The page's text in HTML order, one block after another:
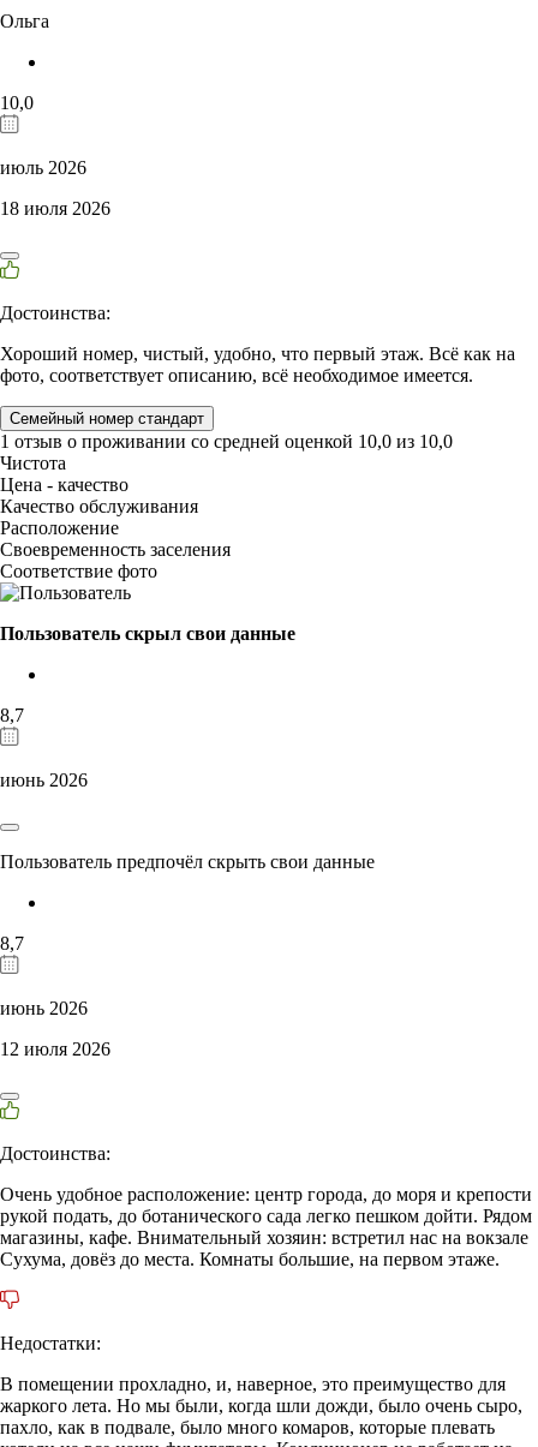
Ольга
10,0
июль 2026
18 июля 2026
Достоинства:
Хороший номер, чистый, удобно, что первый этаж. Всё как на
фото, соответствует описанию, всё необходимое имеется.
Семейный номер стандарт
1 отзыв о проживании со средней оценкой 10,0 из 10,0
Чистота
Цена - качество
Качество обслуживания
Расположение
Своевременность заселения
Соответствие фото
Пользователь скрыл свои данные
8,7
июнь 2026
Пользователь предпочёл скрыть свои данные
8,7
июнь 2026
12 июля 2026
Достоинства:
Очень удобное расположение: центр города, до моря и крепости
рукой подать, до ботанического сада легко пешком дойти. Рядом
магазины, кафе. Внимательный хозяин: встретил нас на вокзале
Сухума, довёз до места. Комнаты большие, на первом этаже.
Недостатки:
В помещении прохладно, и, наверное, это преимущество для
жаркого лета. Но мы были, когда шли дожди, было очень сыро,
пахло, как в подвале, было много комаров, которые плевать